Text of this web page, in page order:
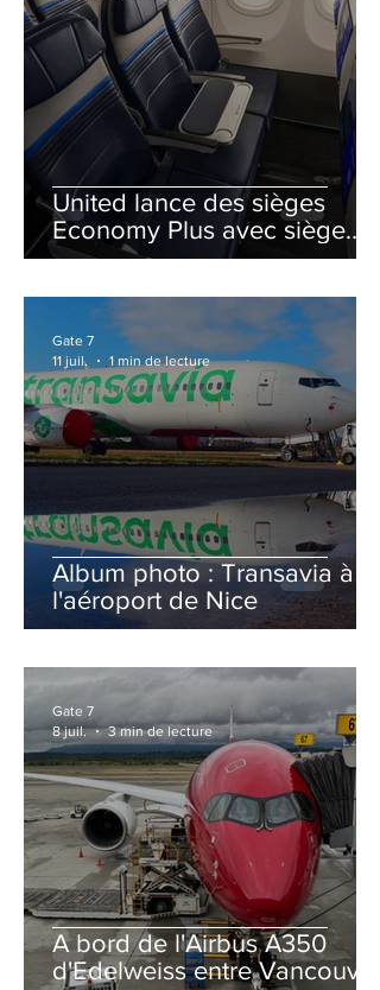
United lance des sièges
Economy Plus avec siège
central neutralisé
Album photo : Transavia à
l'aéroport de Nice
Gate 7
11 juil.
1 min de lecture
A bord de l'Airbus A350
d'Edelweiss entre Vancouver
Gate 7
8 juil.
3 min de lecture